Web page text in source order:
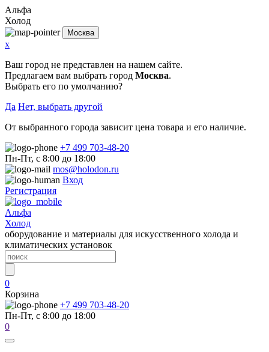
Альфа
Холод
Москва
x
Ваш город не представлен на нашем сайте.
Предлагаем вам выбрать город Москва.
Выбрать его по умолчанию?
Да Нет, выбрать другой
От выбранного города зависит цена товара и его наличие.
+7 499 703-48-20
Пн-Пт, с 8:00 до 18:00
mos@holodon.ru
Вход
Регистрация
Альфа
Холод
оборудование и материалы для искусственного холода и
климатических установок
0
Корзина
+7 499 703-48-20
Пн-Пт, с 8:00 до 18:00
0